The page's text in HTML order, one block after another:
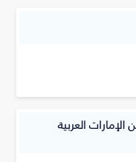
العربية